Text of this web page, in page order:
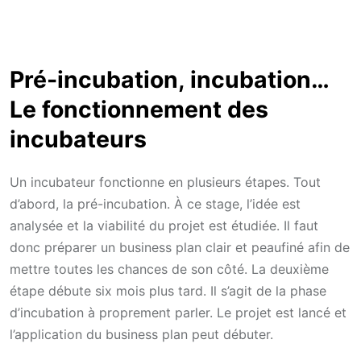
Pré-incubation, incubation…
Le fonctionnement des
incubateurs
Un incubateur fonctionne en plusieurs étapes. Tout
d’abord, la pré-incubation. À ce stage, l’idée est
analysée et la viabilité du projet est étudiée. Il faut
donc préparer un business plan clair et peaufiné afin de
mettre toutes les chances de son côté. La deuxième
étape débute six mois plus tard. Il s’agit de la phase
d’incubation à proprement parler. Le projet est lancé et
l’application du business plan peut débuter.